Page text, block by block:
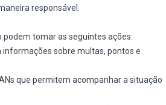
responsável.
podem tomar as seguintes ações:
sobre multas, pontos e
que permitem acompanhar a situação